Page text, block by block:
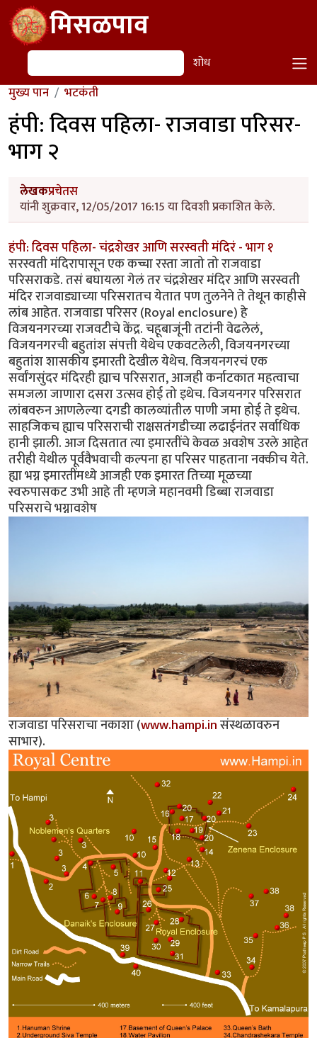
Skip to main contentमिसळपाव
शोध शोध
मुख्य पान भटकंती
हंपी: दिवस पहिला- राजवाडा परिसर-
भाग २
लेखकप्रचेतस
यांनी शुक्रवार, 12/05/2017 16:15 या दिवशी प्रकाशित केले.
हंपी: दिवस पहिला- चंद्रशेखर आणि सरस्वती मंदिरं - भाग १
सरस्वती मंदिरापासून एक कच्चा रस्ता जातो तो राजवाडा
परिसराकडे. तसं बघायला गेलं तर चंद्रशेखर मंदिर आणि सरस्वती
मंदिर राजवाड्याच्या परिसरातच येतात पण तुलनेने ते तेथून काहीसे
लांब आहेत. राजवाडा परिसर (Royal enclosure) हे
विजयनगरच्या राजवटीचे केंद्र. चहूबाजूंनी तटांनी वेढलेलं,
विजयनगरची बहुतांश संपत्ती येथेच एकवटलेली, विजयनगरच्या
बहुतांश शासकीय इमारती देखील येथेच. विजयनगरचं एक
सर्वांगसुंदर मंदिरही ह्याच परिसरात, आजही कर्नाटकात महत्वाचा
समजला जाणारा दसरा उत्सव होई तो इथेच. विजयनगर परिसरात
लांबवरुन आणलेल्या दगडी कालव्यांतील पाणी जमा होई ते इथेच.
साहजिकच ह्याच परिसराची राक्षसतंगडीच्या लढाईनंतर सर्वाधिक
हानी झाली. आज दिसतात त्या इमारतींचे केवळ अवशेष उरले आहेत
तरीही येथील पूर्ववैभवाची कल्पना हा परिसर पाहताना नक्कीच येते.
ह्या भग्न इमारतींमध्ये आजही एक इमारत तिच्या मूळच्या
स्वरुपासकट उभी आहे ती म्हणजे महानवमी डिब्बा राजवाडा
परिसराचे भग्नावशेष
राजवाडा परिसराचा नकाशा (www.hampi.inसंस्थळावरुन
साभार).